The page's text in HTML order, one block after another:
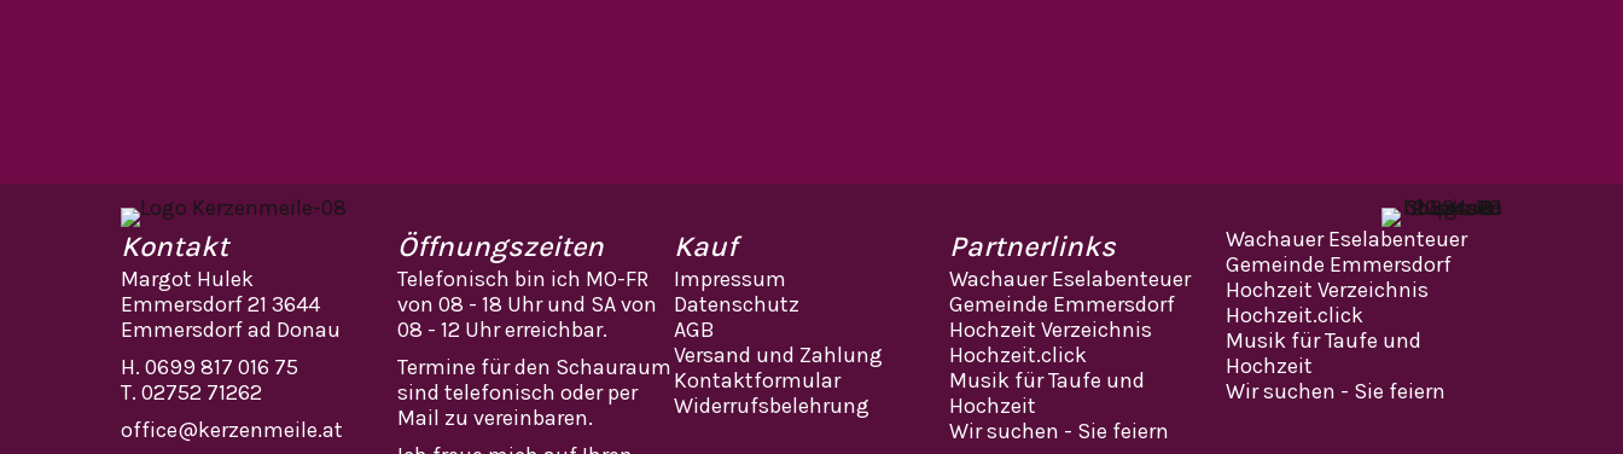
Kontakt
Margot Hulek
Emmersdorf 21 3644
Emmersdorf ad Donau
H. 0699 817 016 75
T. 02752 71262
office@kerzenmeile.at
Öffnungszeiten
Telefonisch bin ich MO-FR
von 08 - 18 Uhr und SA von
08 - 12 Uhr erreichbar.
Termine für den Schauraum
sind telefonisch oder per
Mail zu vereinbaren.
Kauf
Impressum
Datenschutz
AGB
Versand und Zahlung
Kontaktformular
Widerrufsbelehrung
Partnerlinks
Wachauer Eselabenteuer
Gemeinde Emmersdorf
Hochzeit Verzeichnis
Hochzeit.click
Musik für Taufe und
Hochzeit
Wir suchen - Sie feiern
Wachauer Eselabenteuer
Gemeinde Emmersdorf
Hochzeit Verzeichnis
Hochzeit.click
Musik für Taufe und
Hochzeit
Wir suchen - Sie feiern